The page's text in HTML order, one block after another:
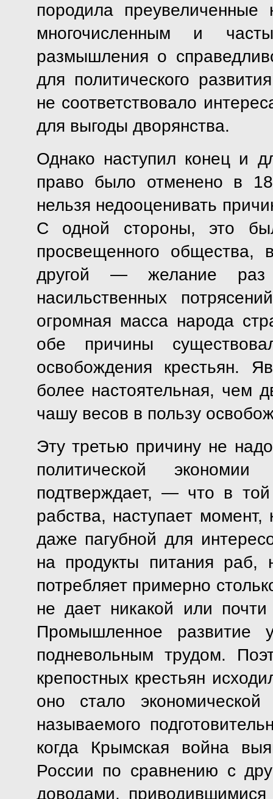
породила
многочисленным и
размышления о
для политического
не соответствовало
для выгоды дворянства.
Однако наступил конец и
право было отменено в
нельзя недооценивать
С одной стороны, это
просвещенного общества,
другой — желание раз
насильственных
огромная масса народа
обе причины
освобождения крестьян.
более настоятельная, чем
чашу весов в пользу
Эту третью причину не
политической
подтверждает, — что в той
рабства, наступает момент,
даже пагубной для
на продукты питания раб,
потребляет примерно
не дает никакой или
Промышленное развитие
подневольным трудом.
крепостных крестьян
оно стало
называемого
когда Крымская война
России по сравнению с
доводами,